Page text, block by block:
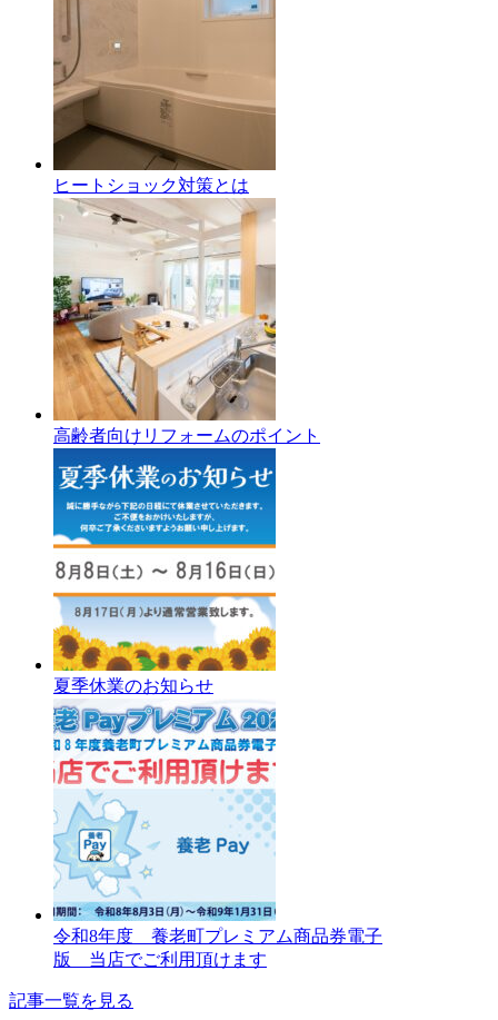
ヒートショック対策とは
高齢者向けリフォームのポイント
夏季休業のお知らせ
令和8年度 養老町プレミアム商品券電子
版 当店でご利用頂けます
記事一覧を見る